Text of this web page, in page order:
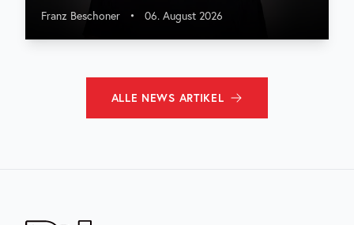
Franz Beschoner • 06. August 2026
ALLE NEWS ARTIKEL